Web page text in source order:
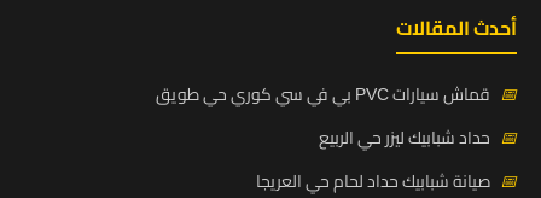
أحدث المقالات
📅 قماش سيارات PVC بي في سي كوري حي طويق
📅 حداد شبابيك ليزر حي الربيع
📅 صيانة شبابيك حداد لحام حي العريجا